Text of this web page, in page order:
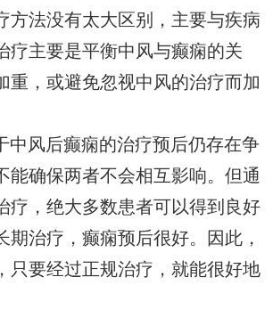
方法没有太大区别，主要与疾病
疗主要是平衡中风与癫痫的关
重，或避免忽视中风的治疗而加
中风后癫痫的治疗预后仍存在争
能确保两者不会相互影响。但通
疗，绝大多数患者可以得到良好
期治疗，癫痫预后很好。因此，
只要经过正规治疗，就能很好地